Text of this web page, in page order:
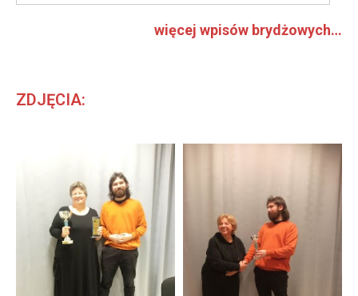
więcej wpisów brydżowych…
ZDJĘCIA: